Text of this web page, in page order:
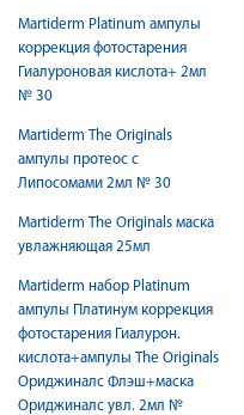
Martiderm Platinum ампулы
коррекция фотостарения
Гиалуроновая кислота+ 2мл
№ 30
Martiderm The Originals
ампулы протеос с
Липосомами 2мл № 30
Martiderm The Originals маска
увлажняющая 25мл
Martiderm набор Platinum
ампулы Платинум коррекция
фотостарения Гиалурон.
кислота+ампулы The Originals
Ориджиналс Флэш+маска
Ориджиналс увл. 2мл №